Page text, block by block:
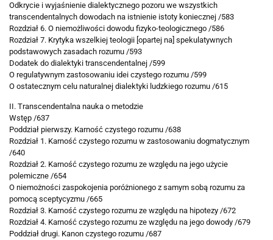
Odkrycie i wyjaśnienie dialektycznego pozoru we wszystkich
transcendentalnych dowodach na istnienie istoty koniecznej /583
Rozdział 6. O niemożliwości dowodu fizyko-teologicznego /586
Rozdział 7. Krytyka wszelkiej teologii [opartej na] spekulatywnych
podstawowych zasadach rozumu /593
Dodatek do dialektyki transcendentalnej /599
O regulatywnym zastosowaniu idei czystego rozumu /599
O ostatecznym celu naturalnej dialektyki ludzkiego rozumu /615
II. Transcendentalna nauka o metodzie
Wstęp /637
Poddział pierwszy. Karność czystego rozumu /638
Rozdział 1. Karność czystego rozumu w zastosowaniu dogmatycznym
/640
Rozdział 2. Karność czystego rozumu ze względu na jego użycie
polemiczne /654
O niemożności zaspokojenia poróżnionego z samym sobą rozumu za
pomocą sceptycyzmu /665
Rozdział 3. Karność czystego rozumu ze względu na hipotezy /672
Rozdział 4. Karność czystego rozumu ze względu na jego dowody /679
Poddział drugi. Kanon czystego rozumu /687